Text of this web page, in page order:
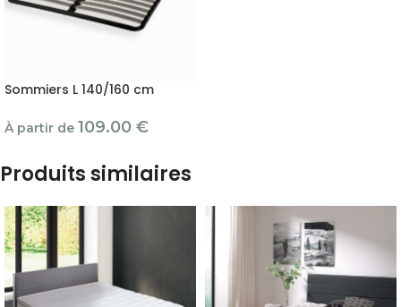
Sommiers L 140/160 cm
À partir de 109.00 €
Produits similaires